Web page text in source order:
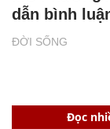
ĐỜI SỐNG
dẫn bình
Đọc